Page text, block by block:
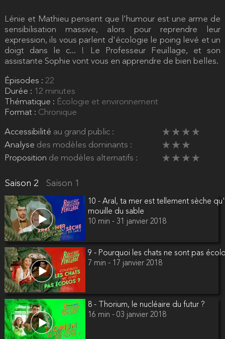
Lénie et Mathieu pensent que l'humour est une arme de
sensibilisation massive, alors pour reprendre leur
expression, ils vous parlent d'écologie le poing levé et un
doigt dans le c... ! Le Professeur Feuillage, et son
assistante Sophie vont vous en apprendre de bien belles.
Épisodes : 22
Durée : 12 minutes
Thématique : Écologie et environnement
Format : Chronique
Accessibilité au grand public :
Analyse des modèles dominants :
Proposition de modèles alternatifs :
Saison 2 Saison 1
10 - Aral, ta mer est tellement sèche
mouille du sable
10 min - 31 janvier 2018
9 - Pourquoi les chats ne sont pas
7 min - 17 janvier 2018
8 - Thorium, le nucléaire du futur ?
16 min - 03 janvier 2018